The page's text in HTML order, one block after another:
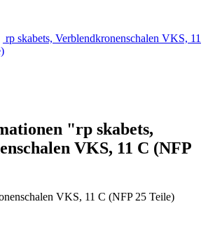
rp skabets, Verblendkronenschalen VKS, 11
"rp skabets,
VKS, 11 C (NFP
VKS, 11 C (NFP 25 Teile)